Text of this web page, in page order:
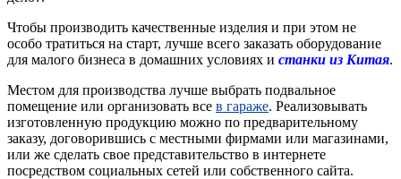
Чтобы производить качественные изделия и при этом не
особо тратиться на старт, лучше всего заказать оборудование
для малого бизнеса в домашних условиях и станки из Китая.
Местом для производства лучше выбрать подвальное
помещение или организовать все в гараже. Реализовывать
изготовленную продукцию можно по предварительному
заказу, договорившись с местными фирмами или магазинами,
или же сделать свое представительство в интернете
посредством социальных сетей или собственного сайта.